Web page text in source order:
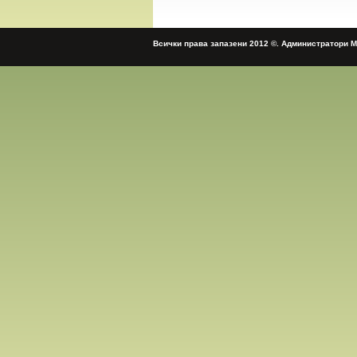
Всички права запазени 2012 ©. Администратори